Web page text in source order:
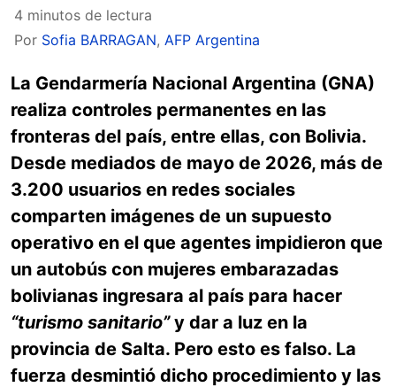
4 minutos de lectura
Por Sofia BARRAGAN, AFP Argentina
La Gendarmería Nacional Argentina (GNA)
realiza controles permanentes en las
fronteras del país, entre ellas, con Bolivia.
Desde mediados de mayo de 2026, más de
3.200 usuarios en redes sociales
comparten imágenes de un supuesto
operativo en el que agentes impidieron que
un autobús con mujeres embarazadas
bolivianas ingresara al país para hacer
“turismo sanitario”y dar a luz en la
provincia de Salta. Pero esto es falso. La
fuerza desmintió dicho procedimiento y las